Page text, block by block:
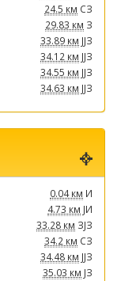
24.5 км СЗ
29.83 км З
33.89 км ЈЈЗ
34.12 км ЈЈЗ
34.55 км ЈЈЗ
34.63 км ЈЈЗ
0.04 км И
4.73 км ЈИ
33.28 км ЗЈЗ
34.2 км СЗ
34.48 км ЈЈЗ
35.03 км ЈЗ